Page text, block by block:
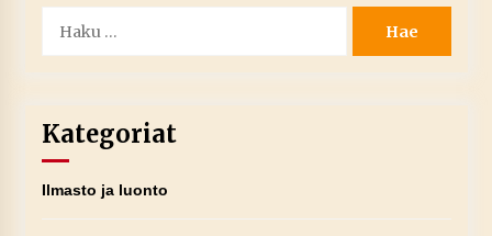
Kategoriat
Ilmasto ja luonto